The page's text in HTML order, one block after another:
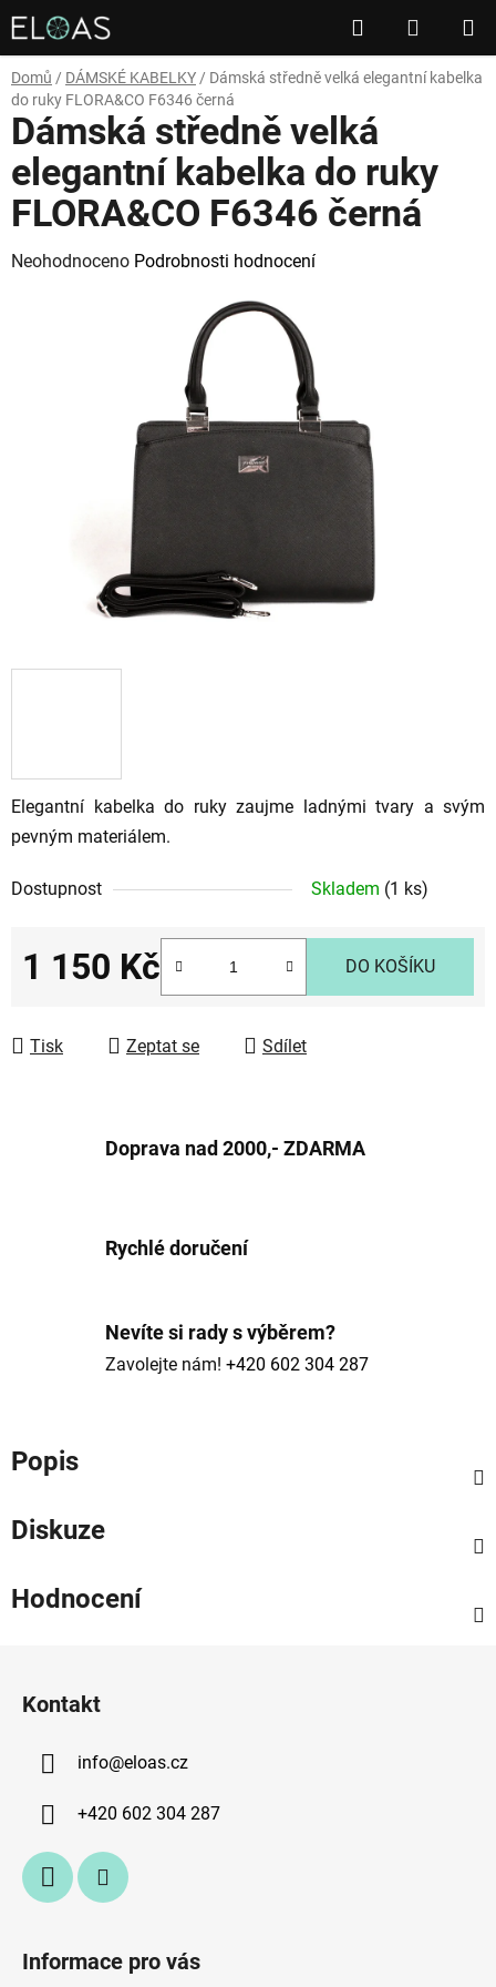
Přejít
na
obsah
Hledat
KOŠÍK
Domů / DÁMSKÉ KABELKY / Dámská středně velká elegantní kabelka
do ruky FLORA&CO F6346 černá
Elegantní kabelka do ruky zaujme ladnými tvary a svým
pevným materiálem.
Dostupnost Skladem (1 ks)
1 150 Kč DO KOŠÍKU
Tisk Zeptat se Sdílet
Dámská středně velká
elegantní kabelka do ruky
FLORA&CO F6346 černá
Průměrné
Neohodnoceno Podrobnosti hodnocení
Doprava nad 2000,- ZDARMA
Rychlé doručení
Nevíte si rady s výběrem?
Zavolejte nám! +420 602 304 287
Popis
Diskuze
Hodnocení
Kontakt
info@eloas.cz
+420 602 304 287
Informace pro vás